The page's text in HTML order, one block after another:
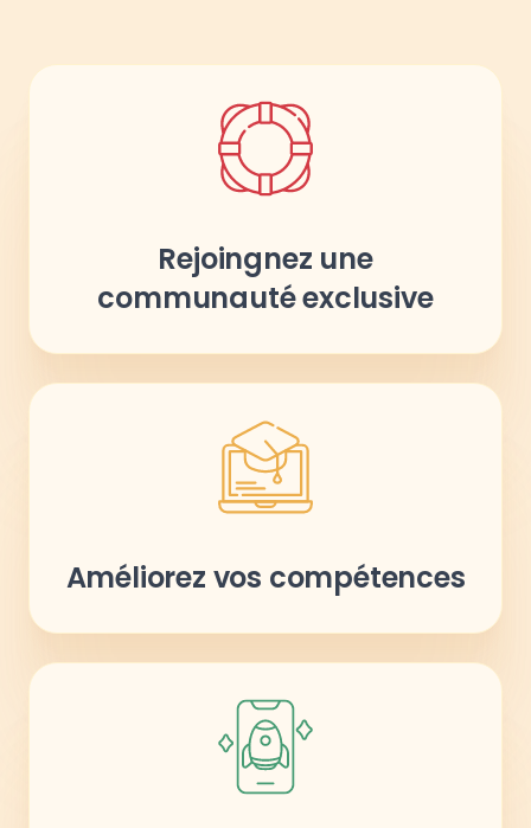
Rejoingnez une
communauté exclusive
Améliorez vos compétences